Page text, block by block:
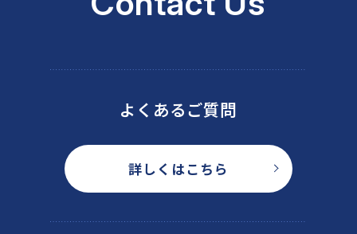
よくあるご質問
詳しくはこちら